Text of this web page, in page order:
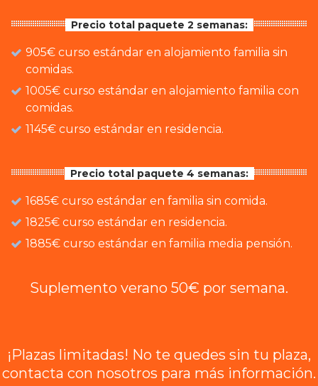
Precio total paquete 2 semanas:
905€ curso estándar en alojamiento familia sin
comidas.
1005€ curso estándar en alojamiento familia con
comidas.
1145€ curso estándar en residencia.
Precio total paquete 4 semanas:
1685€ curso estándar en familia sin comida.
1825€ curso estándar en residencia.
1885€ curso estándar en familia media pensión.
Suplemento verano 50€ por semana.
¡Plazas limitadas! No te quedes sin tu plaza,
contacta con nosotros para más información.